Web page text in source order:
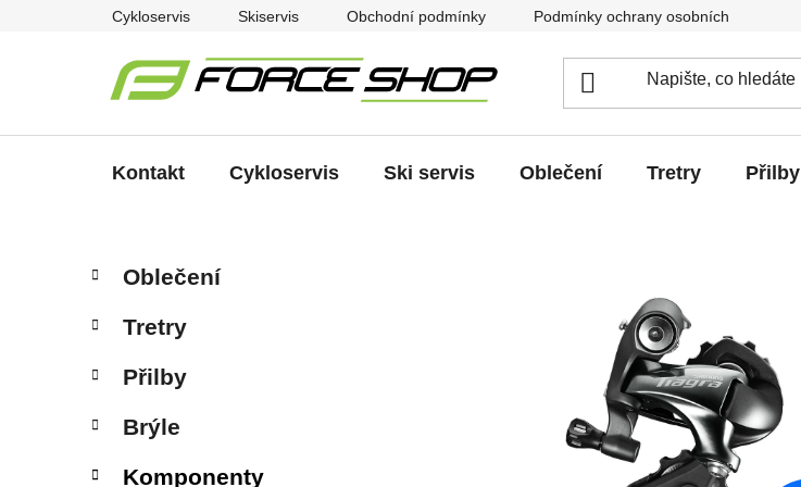
Cykloservis Skiservis Obchodní podmínky Podmínky ochrany osobních údajů
Kontakt Cykloservis Ski servis Oblečení Tretry Přilby
P
s
r
n
n
kategorie
a
e
o
i
Oblečení
Tretry
Přilby
Brýle
Komponenty